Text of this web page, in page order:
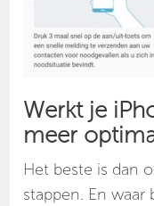
Werkt je
meer
Het beste is dan
stappen. En waar